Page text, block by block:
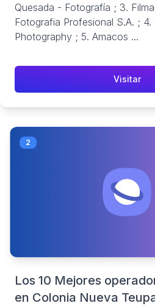
Quesada - Fotografía ; 3.
Fotografia Profesional S.A. ; 4.
Photography ; 5. Amacos ...
Visitar
2
Los 10 Mejores
en Colonia Nueva